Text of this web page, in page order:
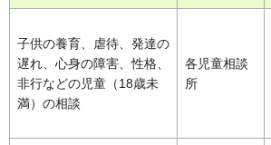
子供の養育、虐待、発達の
遅れ、心身の障害、性格、
非行などの児童（18歳未
満）の相談
各児童相談
所